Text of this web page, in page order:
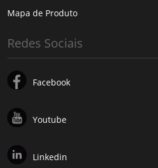
Mapa de Produto
Redes Sociais
Facebook
Youtube
Linkedin